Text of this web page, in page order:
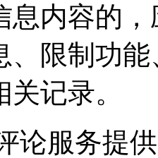
息内容的
、限制功
记录。
论服务提